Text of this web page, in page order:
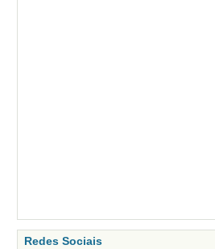
Redes Sociais